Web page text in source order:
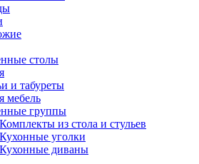
столы
и табуреты
мебель
группы
Комплекты из стола и стульев
Кухонные уголки
Кухонные диваны